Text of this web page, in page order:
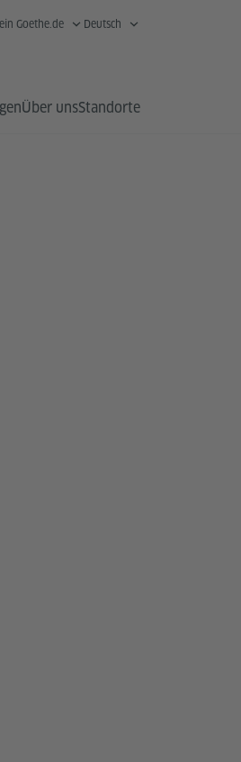
Goethe.de Deutsch
Über unsStandorte